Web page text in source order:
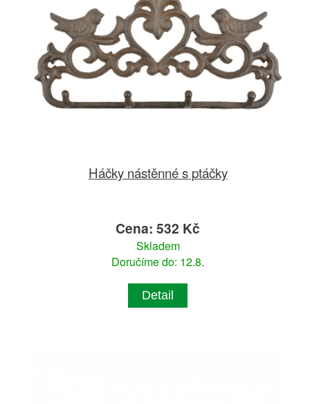
Háčky nástěnné s ptáčky
Cena: 532 Kč
Skladem
Doručíme do: 12.8.
Detail